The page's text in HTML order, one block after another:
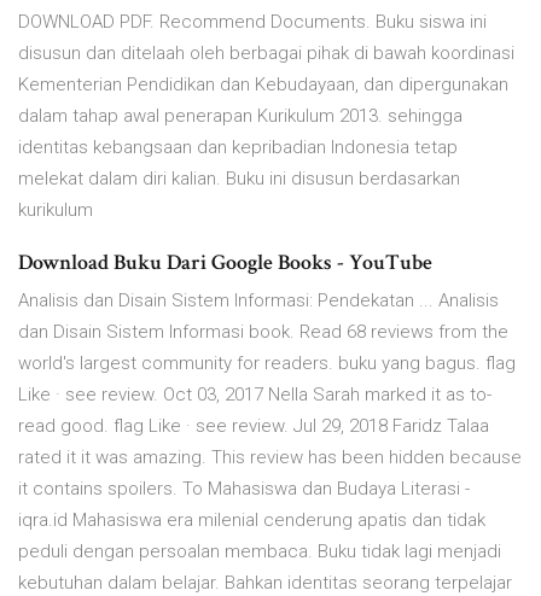
DOWNLOAD PDF. Recommend Documents. Buku siswa ini
disusun dan ditelaah oleh berbagai pihak di bawah koordinasi
Kementerian Pendidikan dan Kebudayaan, dan dipergunakan
dalam tahap awal penerapan Kurikulum 2013. sehingga
identitas kebangsaan dan kepribadian Indonesia tetap
melekat dalam diri kalian. Buku ini disusun berdasarkan
kurikulum
Download Buku Dari Google Books - YouTube
Analisis dan Disain Sistem Informasi: Pendekatan ... Analisis
dan Disain Sistem Informasi book. Read 68 reviews from the
world's largest community for readers. buku yang bagus. flag
Like · see review. Oct 03, 2017 Nella Sarah marked it as to-
read good. flag Like · see review. Jul 29, 2018 Faridz Talaa
rated it it was amazing. This review has been hidden because
it contains spoilers. To Mahasiswa dan Budaya Literasi -
iqra.id Mahasiswa era milenial cenderung apatis dan tidak
peduli dengan persoalan membaca. Buku tidak lagi menjadi
kebutuhan dalam belajar. Bahkan identitas seorang terpelajar